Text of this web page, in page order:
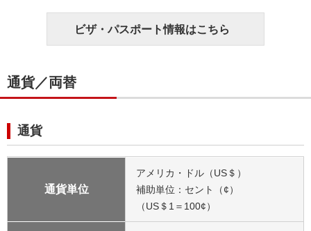
ビザ・パスポート情報はこちら
通貨／両替
通貨
通貨単位
アメリカ・ドル（US＄）
補助単位：セント（¢）
（US＄1＝100¢）